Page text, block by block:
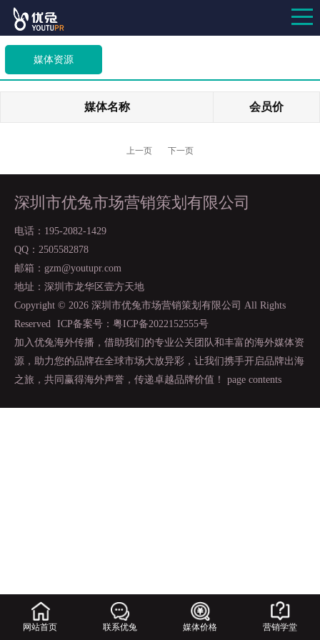
媒体资源
媒体名称 会员价
上一页 下一页
深圳市优兔市场营销策划有限公司
电话：195-2082-1429
QQ：2505582878
邮箱：gzm@youtupr.com
地址：深圳市龙华区壹方天地
Copyright © 2026 深圳市优兔市场营销策划有限公司 All Rights
Reserved
ICP备案号：粤ICP备2022152555号
加入优兔海外传播，借助我们的专业公关团队和丰富的海外媒体资
源，助力您的品牌在全球市场大放异彩，让我们携手开启品牌出海
之旅，共同赢得海外声誉，传递卓越品牌价值！ page contents
网站首页 联系优兔 媒体价格 营销学堂